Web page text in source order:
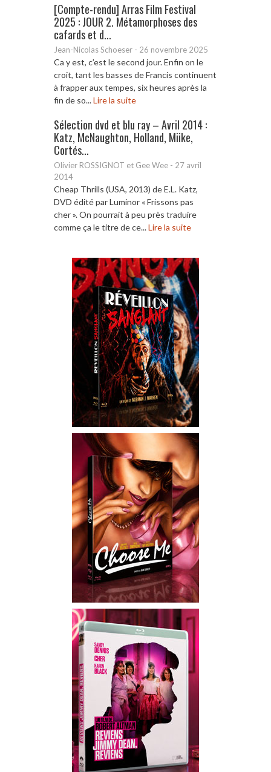
[Compte-rendu] Arras Film Festival
2025 : JOUR 2. Métamorphoses des
cafards et d...
Jean-Nicolas Schoeser - 26 novembre 2025
Ca y est, c’est le second jour. Enfin on le
croit, tant les basses de Francis continuent
à frapper aux tempes, six heures après la
fin de so...Lire la suite
Sélection dvd et blu ray – Avril 2014 :
Katz, McNaughton, Holland, Miike,
Cortés...
Olivier ROSSIGNOT et Gee Wee - 27 avril
2014
Cheap Thrills (USA, 2013) de E.L. Katz,
DVD édité par Luminor « Frissons pas
cher ». On pourrait à peu près traduire
comme ça le titre de ce...Lire la suite